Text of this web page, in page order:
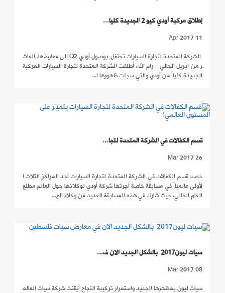
إطلاق مركبة أودي كيو 2 الجديدة كليا...
11 Apr 2017
الشركة المتحدة لتجارة السيارات تحتفل بوصول أودي Q2 الى معارضها. العاش
ر من ابريل الحالي – رام الله، أطلقت الشركة المتحدة لتجارة السيارات المركبة
الجديدة كلياً من أودي والتي سجلت ظهورها ا...
قسم الكفالات في الشركة المتحدة لتجا...
26 Mar 2017
حصد قسم الكفالات في الشركة المتحدة لتجارة السيارات أحد المراكز الثلاث ا
لأولى عالمياً في مسابقة خاصة أجرتها شركة أودي لوكلائها حول العالم مطلع
العام الحالي، حيث شارك في هذه المسابقة العديد من وكلاء الع...
سيات ليون2017 بالشكل الجديد الان ف...
08 Mar 2017
سيات ليون بمظهرها الجديد واستمرار تركيبة النجاح أيقنت شركة سيات العالم